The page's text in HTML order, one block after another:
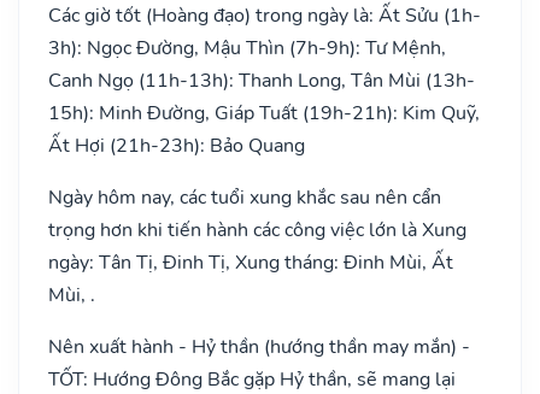
Các giờ tốt (Hoàng đạo) trong ngày là: Ất Sửu (1h-
3h): Ngọc Đường, Mậu Thìn (7h-9h): Tư Mệnh,
Canh Ngọ (11h-13h): Thanh Long, Tân Mùi (13h-
15h): Minh Đường, Giáp Tuất (19h-21h): Kim Quỹ,
Ất Hợi (21h-23h): Bảo Quang
Ngày hôm nay, các tuổi xung khắc sau nên cẩn
trọng hơn khi tiến hành các công việc lớn là Xung
ngày: Tân Tị, Đinh Tị, Xung tháng: Đinh Mùi, Ất
Mùi, .
Nên xuất hành - Hỷ thần (hướng thần may mắn) -
TỐT: Hướng Đông Bắc gặp Hỷ thần, sẽ mang lại